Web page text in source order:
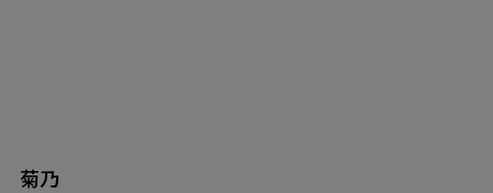
菊乃